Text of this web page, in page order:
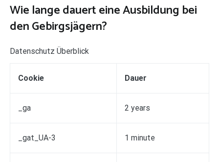
Wie lange dauert eine Ausbildung bei
den Gebirgsjägern?
Datenschutz Überblick
Cookie Dauer
_ga 2 years
_gat_UA-3 1 minute